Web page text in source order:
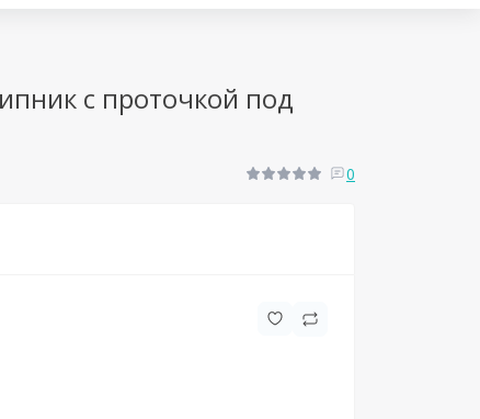
c проточкой под
0